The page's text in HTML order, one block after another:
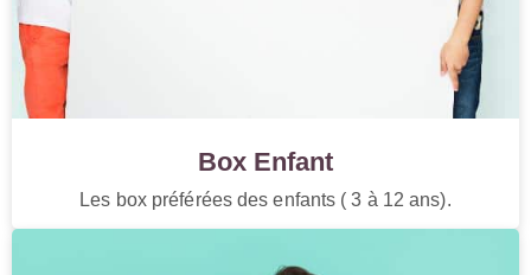
Box Enfant
Les box préférées des enfants ( 3 à 12 ans).